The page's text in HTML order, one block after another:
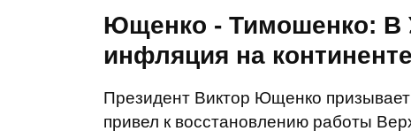
Ющенко - Тимошенко: В
инфляция на континенте
Президент Виктор Ющенко
привел к восстановлению работы